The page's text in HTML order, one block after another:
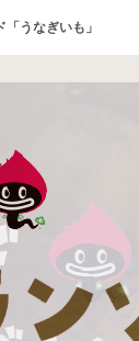
うなぎいも」